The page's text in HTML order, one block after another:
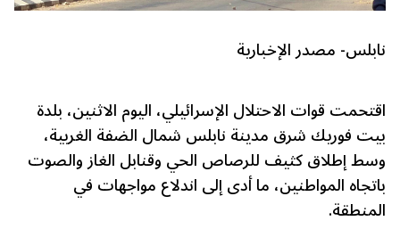
نابلس- مصدر الإخبارية
اقتحمت قوات الاحتلال الإسرائيلي، اليوم الاثنين، بلدة
بيت فوريك شرق مدينة نابلس شمال الضفة الغربية،
وسط إطلاق كثيف للرصاص الحي وقنابل الغاز والصوت
باتجاه المواطنين، ما أدى إلى اندلاع مواجهات في
المنطقة.